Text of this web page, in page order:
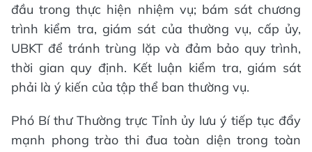
đầu trong thực hiện nhiệm vụ; bám sát chương
trình kiểm tra, giám sát của thường vụ, cấp ủy,
UBKT để tránh trùng lặp và đảm bảo quy trình,
thời gian quy định. Kết luận kiểm tra, giám sát
phải là ý kiến của tập thể ban thường vụ.
Phó Bí thư Thường trực Tỉnh ủy lưu ý tiếp tục đẩy
mạnh phong trào thi đua toàn diện trong toàn